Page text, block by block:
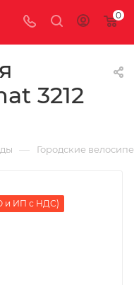
0
3212
— Городские
и ИП с НДС)